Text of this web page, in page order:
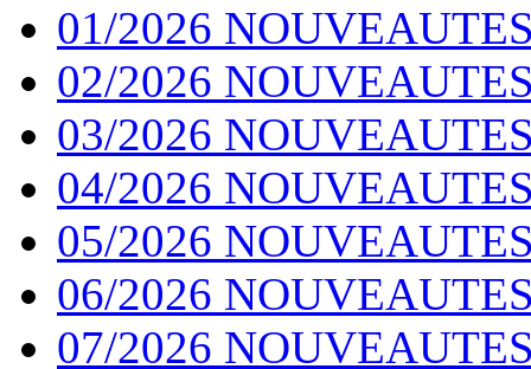
01/2026
02/2026
03/2026
04/2026
05/2026
06/2026
07/2026